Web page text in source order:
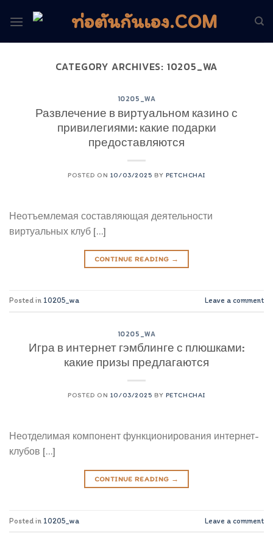
CATEGORY ARCHIVES: 10205_WA
10205_WA
Развлечение в виртуальном казино с
привилегиями: какие подарки
предоставляются
POSTED ON 10/03/2025 BY PETCHCHAI
Неотъемлемая составляющая деятельности
виртуальных клуб […]
CONTINUE READING →
Posted in 10205_wa Leave a comment
10205_WA
Игра в интернет гэмблинге с плюшками:
какие призы предлагаются
POSTED ON 10/03/2025 BY PETCHCHAI
Неотделимая компонент функционирования интернет-
клубов […]
CONTINUE READING →
Posted in 10205_wa Leave a comment